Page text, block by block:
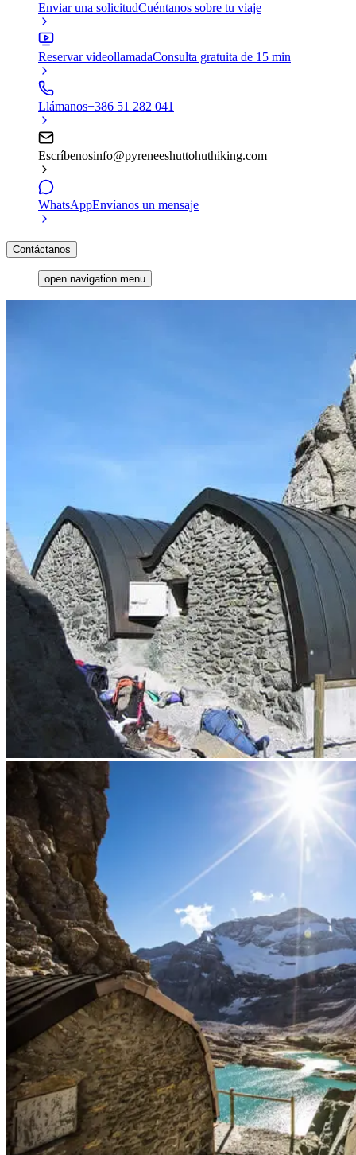
Enviar una solicitudCuéntanos sobre tu viaje
Reservar videollamadaConsulta gratuita de 15 min
Llámanos+386 51 282 041
Escríbenosinfo@pyreneeshuttohuthiking.com
WhatsAppEnvíanos un mensaje
Contáctanos
open navigation menu